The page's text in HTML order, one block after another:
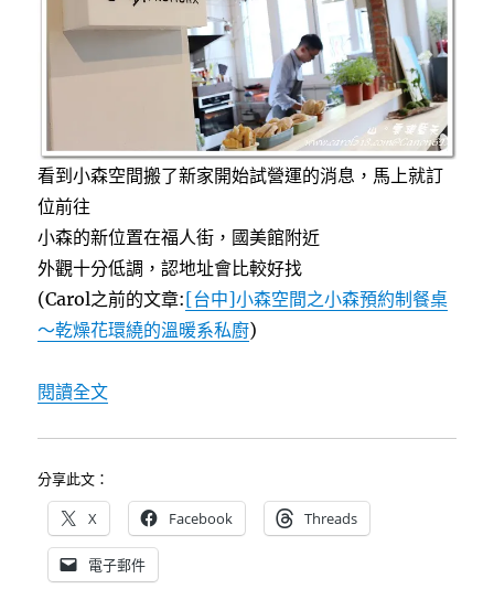
預
約
制
無
菜
單
料
理〉
看到小森空間搬了新家開始試營運的消息，馬上就訂
位前往
小森的新位置在福人街，國美館附近
外觀十分低調，認地址會比較好找
(Carol之前的文章:[台中]小森空間之小森預約制餐桌
～乾燥花環繞的溫暖系私廚)
閱讀全文〈[New]小森空間搬新家&To Heart Flora &
分享此文：
X Facebook Threads
電子郵件